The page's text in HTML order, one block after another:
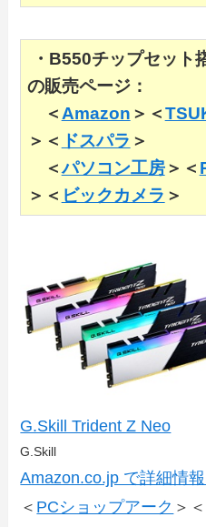
・B550チップセット
の販売ページ：
＜Amazon ＞＜
＞＜
ドスパラ ＞
＜パソコン工房＞＜
＞＜ ビックカメラ ＞
G.Skill Trident Z Neo
G.Skill
Amazon.co.jp で詳細情
＜ PCショップアーク ＞＜